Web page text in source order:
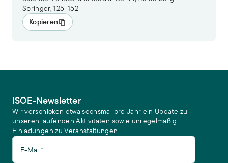
Springer, 125–152
Kopieren
ISOE-Newsletter
Wir verschicken etwa sechsmal pro Jahr ein Update zu
unseren laufenden Aktivitäten sowie unregelmäßig
Einladungen zu Veranstaltungen.
E-Mail*